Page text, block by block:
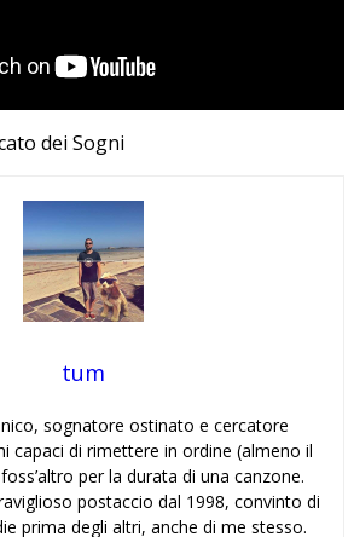
dei Sogni
tum
sognatore ostinato e cercatore
capaci di rimettere in ordine (almeno il
per la durata di una canzone.
postaccio dal 1998, convinto di
prima degli altri, anche di me stesso.